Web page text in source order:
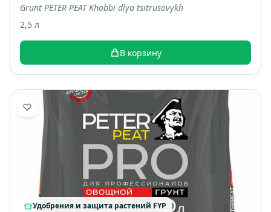
Grunt PETER PEAT Khobbi dlya tsitrusovykh
2,5 л
В корзину
Удобрения и защита растений FYP